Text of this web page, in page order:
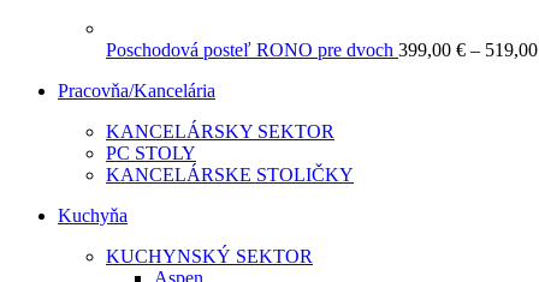
Poschodová posteľ RONO pre dvoch 399,00 € –
Pracovňa/Kancelária
KANCELÁRSKY SEKTOR
PC STOLY
KANCELÁRSKE STOLIČKY
Kuchyňa
KUCHYNSKÝ SEKTOR